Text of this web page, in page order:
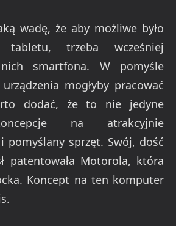
wadę, że aby możliwe było
tabletu, trzeba wcześniej
smartfona. W pomyśle
mogłyby pracować
dodać, że to nie jedyne
na atrakcyjnie
pomyślany sprzęt. Swój, dość
patentowała Motorola, która
Koncept na ten komputer